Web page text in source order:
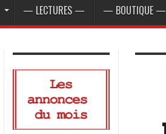
— LECTURES — — BOUTIQUE —